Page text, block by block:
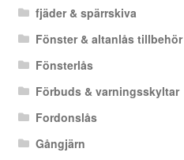
fjäder & spärrskiva
Fönster & altanlås tillbehör
Fönsterlås
Förbuds & varningsskyltar
Fordonslås
Gångjärn